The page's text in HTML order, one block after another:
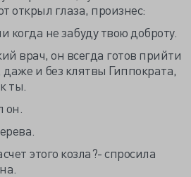
открыл глаза, произнес:
когда не забуду твою доброту.
врач, он всегда готов прийти
и без клятвы Гиппократа,
ты.
он.
этого козла?- спросила